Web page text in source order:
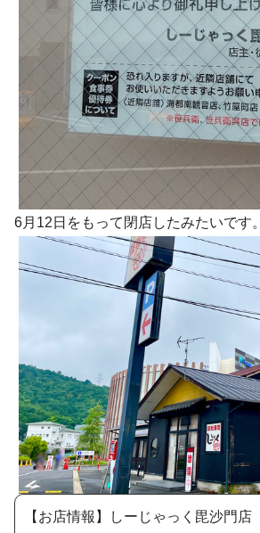
6月12日をもって閉店したみたいです。
【お店情報】しーじゃっく毘沙門店